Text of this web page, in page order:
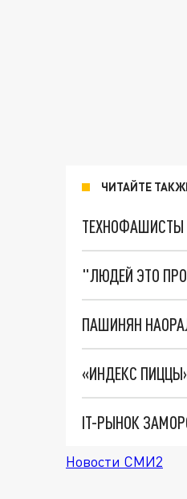
ЧИТАЙТЕ
ТЕХНОФАШИСТЫ
"ЛЮДЕЙ ЭТО
ПАШИНЯН
«ИНДЕКС
IT-РЫНОК
Новости СМИ2